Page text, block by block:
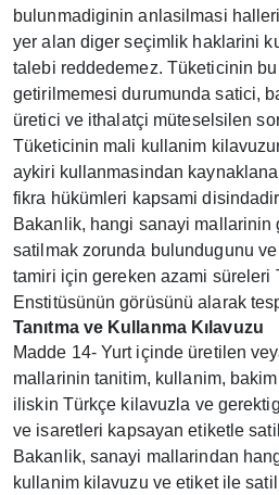
bulunmadiginin anlasilmasi
yer alan diger seçimlik haklarini
talebi reddedemez. Tüketicinin
getirilmemesi durumunda satici,
üretici ve ithalatçi müteselsilen
Tüketicinin mali kullanim
aykiri kullanmasindan
fikra hükümleri kapsami
Bakanlik, hangi sanayi mallarinin
satilmak zorunda bulundugunu
tamiri için gereken azami süreleri
Enstitüsünün görüsünü alarak
Tanıtma ve Kullanma Kılavuzu
Madde 14- Yurt içinde üretilen
mallarinin tanitim, kullanim,
iliskin Türkçe kilavuzla ve
ve isaretleri kapsayan etiketle
Bakanlik, sanayi mallarindan
kullanim kilavuzu ve etiket ile